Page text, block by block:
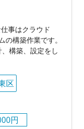
事はクラウド
構築作業です。
構築、設定をし
区
円